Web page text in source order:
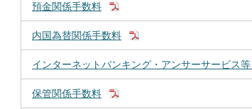
預金関係手数料
内国為替関係手数料
インターネットバンキング・アンサーサービス
保管関係手数料